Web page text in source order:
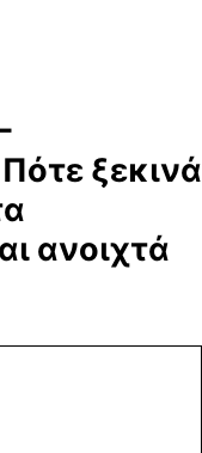
ξεκινά
ανοιχτά